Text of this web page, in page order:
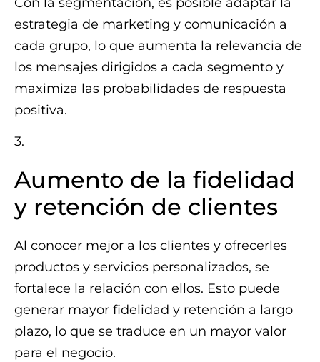
estrategia de marketing y comunicación a
cada grupo, lo que aumenta la relevancia de
los mensajes dirigidos a cada segmento y
maximiza las probabilidades de respuesta
positiva.
3.
Aumento de la fidelidad
y retención de clientes
Al conocer mejor a los clientes y ofrecerles
productos y servicios personalizados, se
fortalece la relación con ellos. Esto puede
generar mayor fidelidad y retención a largo
plazo, lo que se traduce en un mayor valor
para el negocio.